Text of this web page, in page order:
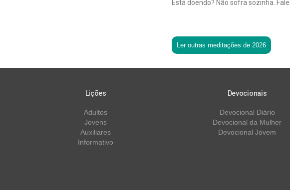
Está doendo? Não sofra sozinha. Fale.
Ler outras meditações de 2026
Lições
Adultos
Jovens
Auxiliares
Informativo
Devocionais
Devocional Diário
Devocional da Mulher
Devocional Jovem